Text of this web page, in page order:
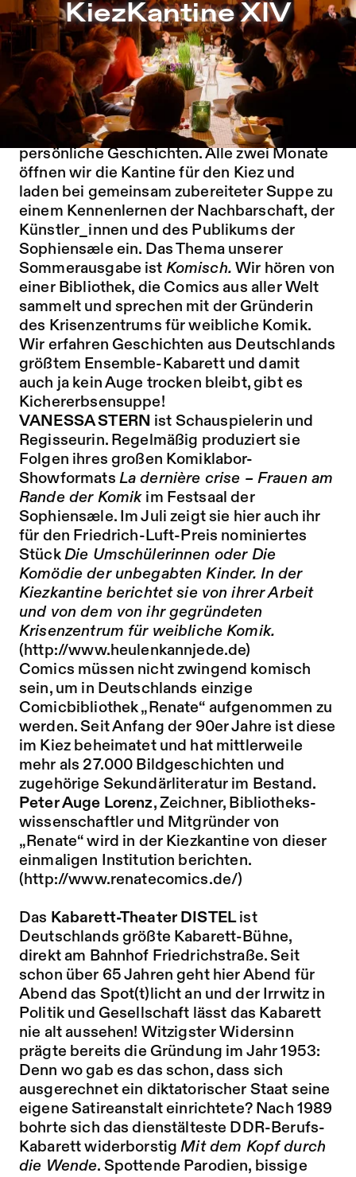
Zu Programm springen
Zu Aktuelles springen
Zu Seiten springen
KiezKantine XIV – Sophiensæle | Freies Theater in Berlin
KiezKantine XIV
Kiez und Kunst in der Kantine: Rund um die
Sophiensæle finden sich auch abseits der
Mitte-Klischees lebendige Strukturen,
soziales Engagement und vielfältige
persönliche Geschichten. Alle zwei Monate
öffnen wir die Kantine für den Kiez und
laden bei gemeinsam zubereiteter Suppe zu
einem Kennenlernen der Nachbarschaft, der
Künstler_innen und des Publikums der
Sophiensæle ein. Das Thema unserer
Sommerausgabe ist Komisch.Wir hören von
einer Bibliothek, die Comics aus aller Welt
sammelt und sprechen mit der Gründerin
des Krisenzentrums für weibliche Komik.
Wir erfahren Geschichten aus Deutschlands
größtem Ensemble-Kabarett und damit
auch ja kein Auge trocken bleibt, gibt es
Kichererbsensuppe!
VANESSA STERN ist Schauspielerin und
Regisseurin. Regelmäßig produziert sie
Folgen ihres großen Komiklabor-
Showformats La dernière crise – Frauen am
Rande der Komik im Festsaal der
Sophiensæle. Im Juli zeigt sie hier auch ihr
für den Friedrich-Luft-Preis nominiertes
Stück Die Umschülerinnen oder Die
Komödie der unbegabten Kinder. In der
Kiezkantine berichtet sie von ihrer Arbeit
und von dem von ihr gegründeten
Krisenzentrum für weibliche Komik.
(http://www.heulenkannjede.de)
Comics müssen nicht zwingend komisch
sein, um in Deutschlands einzige
Comicbibliothek „Renate“ aufgenommen zu
werden. Seit Anfang der 90er Jahre ist diese
im Kiez beheimatet und hat mittlerweile
mehr als 27.000 Bildgeschichten und
zugehörige Sekundärliteratur im Bestand.
Peter Auge Lorenz, Zeichner, Bibliotheks-
wissenschaftler und Mitgründer von
„Renate“ wird in der Kiezkantine von dieser
einmaligen Institution berichten.
(http://www.renatecomics.de/)
Das Kabarett-Theater DISTEList
Deutschlands größte Kabarett-Bühne,
direkt am Bahnhof Friedrichstraße. Seit
schon über 65 Jahren geht hier Abend für
Abend das Spot(t)licht an und der Irrwitz in
Politik und Gesellschaft lässt das Kabarett
nie alt aussehen! Witzigster Widersinn
prägte bereits die Gründung im Jahr 1953:
Denn wo gab es das schon, dass sich
ausgerechnet ein diktatorischer Staat seine
eigene Satireanstalt einrichtete? Nach 1989
bohrte sich das dienstälteste DDR-Berufs-
Kabarett widerborstigMit dem Kopf durch
die Wende. Spottende Parodien, bissige